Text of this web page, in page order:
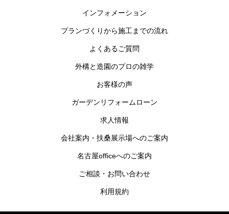
インフォメーション
プランづくりから施工までの流れ
よくあるご質問
外構と造園のプロの雑学
お客様の声
ガーデンリフォームローン
求人情報
会社案内・扶桑展示場へのご案内
名古屋officeへのご案内
ご相談・お問い合わせ
利用規約